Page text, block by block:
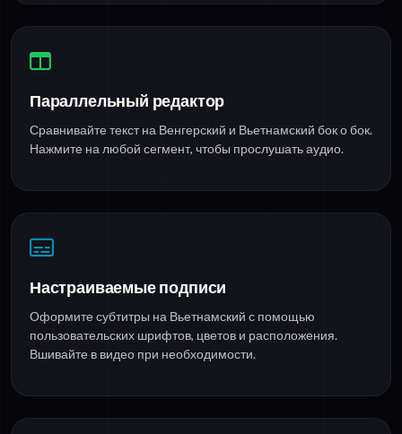
Параллельный редактор
Сравнивайте текст на Венгерский и Вьетнамский бок о бок.
Нажмите на любой сегмент, чтобы прослушать аудио.
Настраиваемые подписи
Оформите субтитры на Вьетнамский с помощью
пользовательских шрифтов, цветов и расположения.
Вшивайте в видео при необходимости.